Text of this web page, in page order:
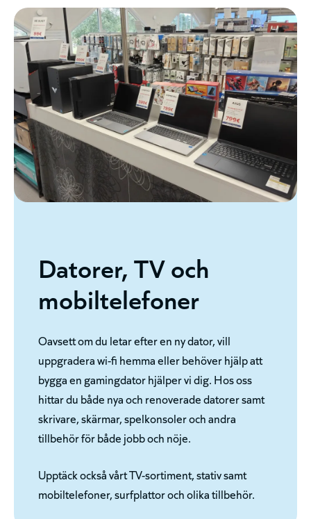
Datorer, TV och
mobiltelefoner
Oavsett om du letar efter en ny dator, vill
uppgradera wi-fi hemma eller behöver hjälp att
bygga en gamingdator hjälper vi dig. Hos oss
hittar du både nya och renoverade datorer samt
skrivare, skärmar, spelkonsoler och andra
tillbehör för både jobb och nöje.
Upptäck också vårt TV-sortiment, stativ samt
mobiltelefoner, surfplattor och olika tillbehör.